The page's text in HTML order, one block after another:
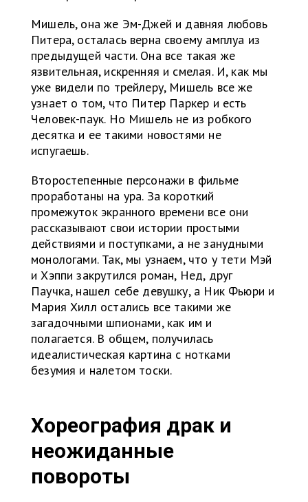
Мишель, она же Эм-Джей и давняя любовь
Питера, осталась верна своему амплуа из
предыдущей части. Она все такая же
язвительная, искренняя и смелая. И, как мы
уже видели по трейлеру, Мишель все же
узнает о том, что Питер Паркер и есть
Человек-паук. Но Мишель не из робкого
десятка и ее такими новостями не
испугаешь.
Второстепенные персонажи в фильме
проработаны на ура. За короткий
промежуток экранного времени все они
рассказывают свои истории простыми
действиями и поступками, а не занудными
монологами. Так, мы узнаем, что у тети Мэй
и Хэппи закрутился роман, Нед, друг
Паучка, нашел себе девушку, а Ник Фьюри и
Мария Хилл остались все такими же
загадочными шпионами, как им и
полагается. В общем, получилась
идеалистическая картина с нотками
безумия и налетом тоски.
Хореография драк и
неожиданные
повороты